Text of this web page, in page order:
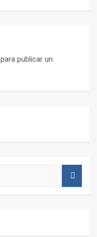
para publicar un